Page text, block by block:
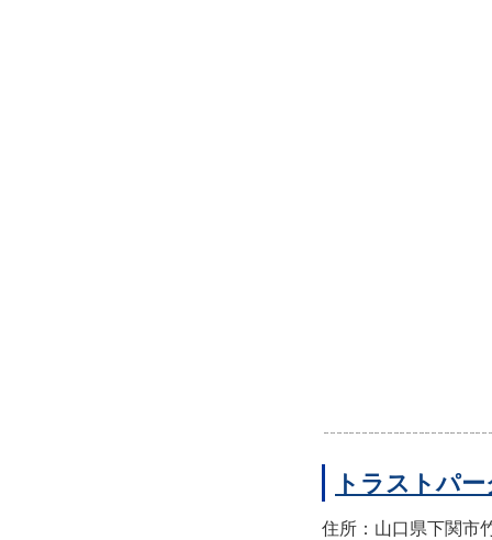
トラストパ
住所：山口県下関市